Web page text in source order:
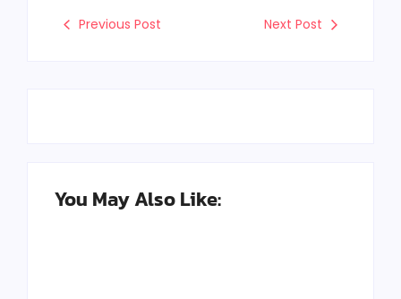
Previous Post Next Post
You May Also Like: